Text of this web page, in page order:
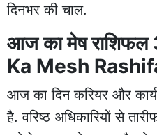
दिनभर की चाल.
आज का मेष
Ka Mesh
आज का दिन करियर और
है. वरिष्ठ अधिकारियों से